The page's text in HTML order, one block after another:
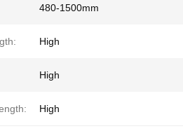
480-1500mm
High
High
High